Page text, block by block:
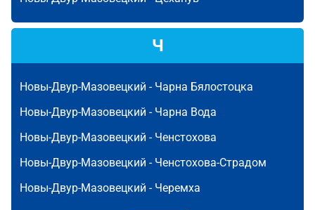
Ч
Новы-Двур-Мазовецкий - Чарна Бялостоцка
Новы-Двур-Мазовецкий - Чарна Вода
Новы-Двур-Мазовецкий - Ченстохова
Новы-Двур-Мазовецкий - Ченстохова-Страдом
Новы-Двур-Мазовецкий - Черемха